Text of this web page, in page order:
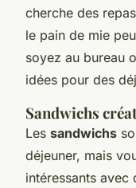
cherche des
le pain de mie
soyez au bureau
idées pour des
Sandwichs
Les sandwichs
déjeuner, mais
intéressants avec